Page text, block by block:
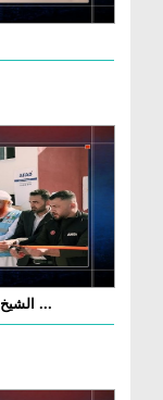
الشيخ محمد عمران العطاري يفتتح 96 منزلاً للأيتام ...